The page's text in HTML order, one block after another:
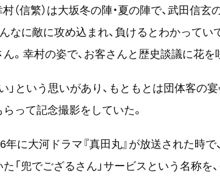
信繁）は大坂冬の陣・夏の陣で、武田信玄
なに敵に攻め込まれ、負けるとわかって
。幸村の姿で、お客さんと歴史談議に花を
」という思いがあり、もともとは団体客の
って記念撮影をしていた。
に大河ドラマ『真田丸』が放送された時
「兜でござるさん」サービスという名称を